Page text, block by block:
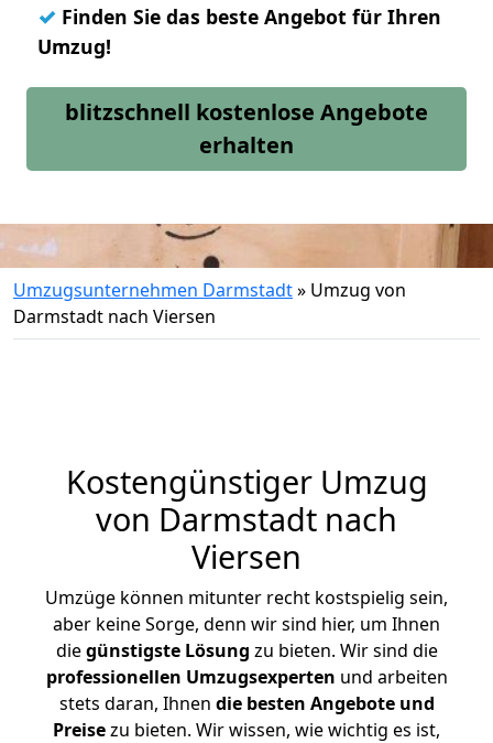
✓ Finden Sie das beste Angebot für Ihren
Umzug!
blitzschnell kostenlose Angebote
erhalten
Umzugsunternehmen Darmstadt» Umzug von
Darmstadt nach Viersen
Kostengünstiger Umzug
von Darmstadt nach
Viersen
Umzüge können mitunter recht kostspielig sein,
aber keine Sorge, denn wir sind hier, um Ihnen
diegünstigste Lösung zu bieten. Wir sind die
professionellen Umzugsexperten und arbeiten
stets daran, Ihnen die besten Angebote und
Preisezu bieten. Wir wissen, wie wichtig es ist,